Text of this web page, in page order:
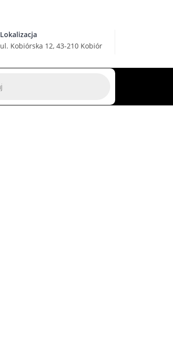
Lokalizacja
ul. Kobiórska 12, 43-210 Kobiór